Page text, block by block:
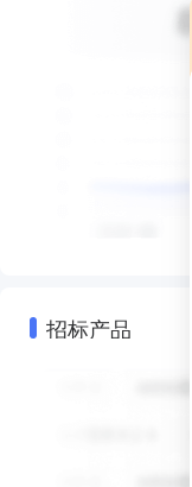
招标产品